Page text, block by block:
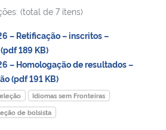
(total de 7 itens)
– Retificação – inscritos –
189 KB)
– Homologação de resultados –
(pdf 191 KB)
Idiomas sem Fronteiras
de bolsista